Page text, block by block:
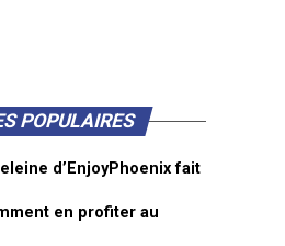
POPULAIRES
d’EnjoyPhoenix fait
en profiter au